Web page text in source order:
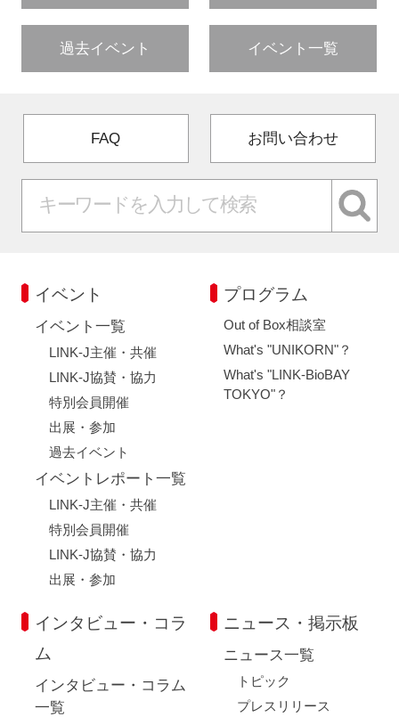
過去イベント イベント一覧
FAQ お問い合わせ
イベント
イベント一覧
LINK-J主催・共催
LINK-J協賛・協力
特別会員開催
出展・参加
過去イベント
イベントレポート一覧
LINK-J主催・共催
特別会員開催
LINK-J協賛・協力
出展・参加
プログラム
Out of Box相談室
What's "UNIKORN"？
What's "LINK-BioBAY
TOKYO"？
インタビュー・コラ
ム
インタビュー・コラム
一覧
ニュース・掲示板
ニュース一覧
トピック
プレスリリース